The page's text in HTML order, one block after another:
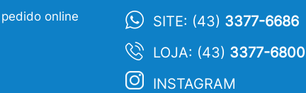
online
SITE: (43) 3377-6686
LOJA: (43) 3377-6800
INSTAGRAM